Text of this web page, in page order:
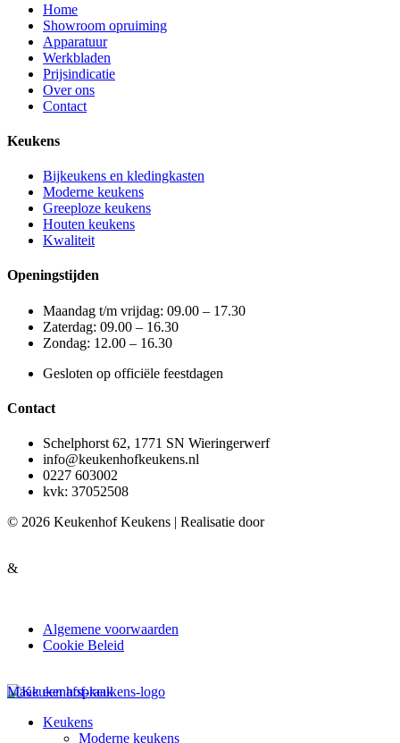
Home
Showroom opruiming
Apparatuur
Werkbladen
Prijsindicatie
Over ons
Contact
Keukens
Bijkeukens en kledingkasten
Moderne keukens
Greeploze keukens
Houten keukens
Kwaliteit
Openingstijden
Maandag t/m vrijdag: 09.00 – 17.30
Zaterdag: 09.00 – 16.30
Zondag: 12.00 – 16.30
Gesloten op officiële feestdagen
Contact
Schelphorst 62, 1771 SN Wieringerwerf
info@keukenhofkeukens.nl
0227 603002
kvk: 37052508
© 2026 Keukenhof Keukens | Realisatie door
&
Algemene voorwaarden
Cookie Beleid
Maak een afspraak
Keukens
Moderne keukens